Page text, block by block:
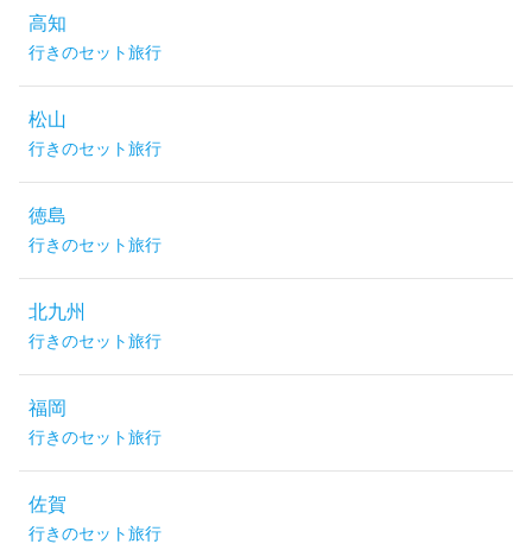
高知
行きのセット旅行
松山
行きのセット旅行
徳島
行きのセット旅行
北九州
行きのセット旅行
福岡
行きのセット旅行
佐賀
行きのセット旅行